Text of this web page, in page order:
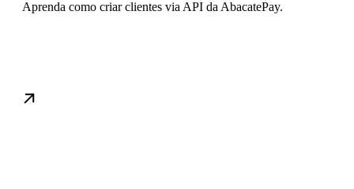
Aprenda como criar clientes via API da AbacatePay.